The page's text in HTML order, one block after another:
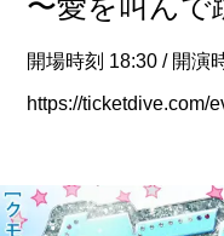
開場時刻 18:30 / 開演
https://ticketdive.com/